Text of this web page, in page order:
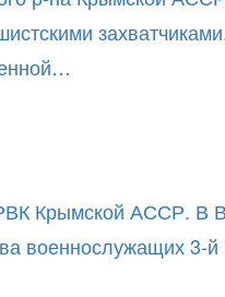
Крымской АССР. В
военнослужащих